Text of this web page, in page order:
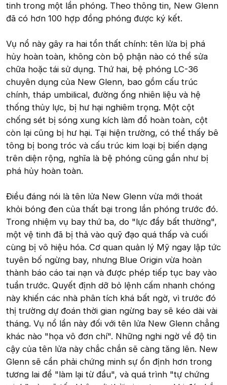
tinh trong một lần phóng. Theo thông tin, New Glenn
đã có hơn 100 hợp đồng phóng được ký kết.
Vụ nổ này gây ra hai tổn thất chính: tên lửa bị phá
hủy hoàn toàn, không còn bộ phận nào có thể sửa
chữa hoặc tái sử dụng. Thứ hai, bệ phóng LC-36
chuyên dụng của New Glenn, bao gồm cấu trúc
chính, tháp umbilical, đường ống nhiên liệu và hệ
thống thủy lực, bị hư hại nghiêm trọng. Một cột
chống sét bị sóng xung kích làm đổ hoàn toàn, cột
còn lại cũng bị hư hại. Tại hiện trường, có thể thấy bê
tông bị bong tróc và cấu trúc kim loại bị biến dạng
trên diện rộng, nghĩa là bệ phóng cũng gần như bị
phá hủy hoàn toàn.
Điều đáng nói là tên lửa New Glenn vừa mới thoát
khỏi bóng đen của thất bại trong lần phóng trước đó.
Trong nhiệm vụ bay thứ ba, do "lực đẩy bất thường",
một vệ tinh đã bị thả vào quỹ đạo quá thấp và cuối
cùng bị vô hiệu hóa. Cơ quan quản lý Mỹ ngay lập tức
tuyên bố ngừng bay, nhưng Blue Origin vừa hoàn
thành báo cáo tai nạn và được phép tiếp tục bay vào
tuần trước. Quyết định dỡ bỏ lệnh cấm nhanh chóng
này khiến các nhà phân tích khá bất ngờ, vì trước đó
thị trường dự đoán thời gian ngừng bay sẽ kéo dài vài
tháng. Vụ nổ lần này đối với tên lửa New Glenn chẳng
khác nào "họa vô đơn chí". Những nghi ngờ về độ tin
cậy của tên lửa này chắc chắn sẽ càng tăng lên. New
Glenn sẽ cần phải chứng minh sự ổn định hơn trong
tương lai để "làm lại từ đầu", và quá trình "tự chứng